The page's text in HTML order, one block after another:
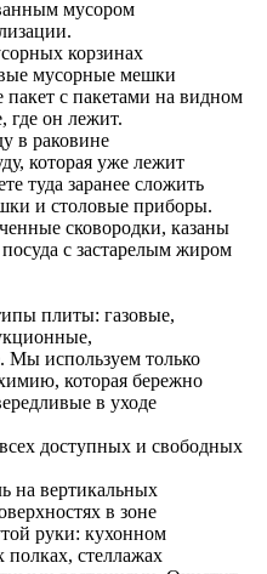
мусором
корзинах
мусорные мешки
пакет с пакетами на видном
где он лежит.
в раковине
которая уже лежит
туда заранее сложить
и столовые приборы.
сковородки, казаны
с застарелым жиром
плиты: газовые,
Мы используем только
которая бережно
в уходе
доступных и свободных
на вертикальных
в зоне
руки: кухонном
полках, стеллажах